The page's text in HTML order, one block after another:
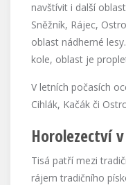
navštívit i další
Sněžník, Rájec,
oblast nádherné
kole, oblast je
V letních počasích
Cihlák, Kačák či
Horolezectví
Tisá patří mezi
rájem tradičního